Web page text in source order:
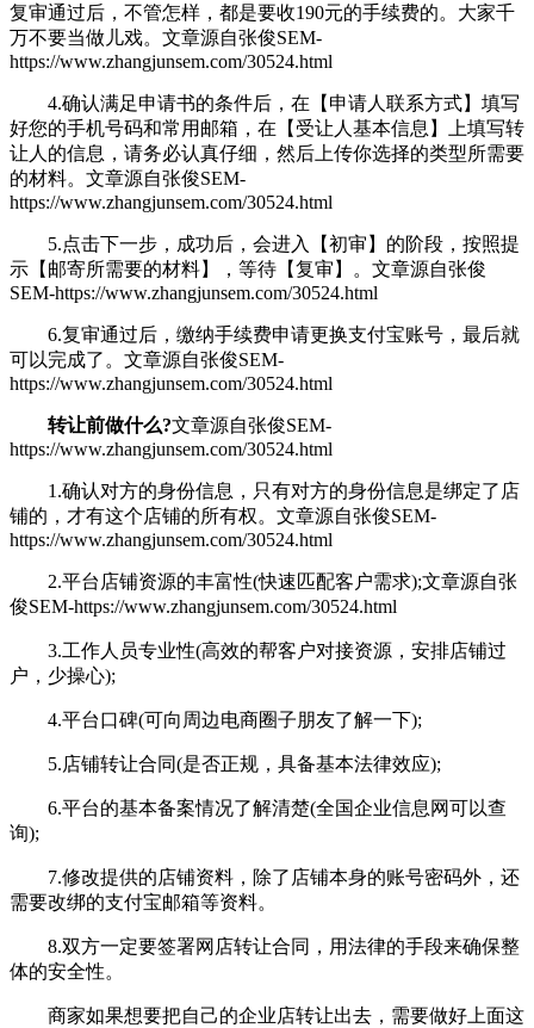
复审通过后，不管怎样，都是要收190元的手续费的。大家千
万不要当做儿戏。 文章源自张俊SEM-
https://www.zhangjunsem.com/30524.html
4.确认满足申请书的条件后，在【申请人联系方式】填写
好您的手机号码和常用邮箱，在【受让人基本信息】上填写转
让人的信息，请务必认真仔细，然后上传你选择的类型所需要
的材料。 文章源自张俊SEM-
https://www.zhangjunsem.com/30524.html
5.点击下一步，成功后，会进入【初审】的阶段，按照提
示【邮寄所需要的材料】，等待【复审】。 文章源自张俊
SEM-https://www.zhangjunsem.com/30524.html
6.复审通过后，缴纳手续费申请更换支付宝账号，最后就
可以完成了。 文章源自张俊SEM-
https://www.zhangjunsem.com/30524.html
转让前做什么?文章源自张俊SEM-
https://www.zhangjunsem.com/30524.html
1.确认对方的身份信息，只有对方的身份信息是绑定了店
铺的，才有这个店铺的所有权。 文章源自张俊SEM-
https://www.zhangjunsem.com/30524.html
2.平台店铺资源的丰富性(快速匹配客户需求);文章源自张
俊SEM-https://www.zhangjunsem.com/30524.html
3.工作人员专业性(高效的帮客户对接资源，安排店铺过
户，少操心);
4.平台口碑(可向周边电商圈子朋友了解一下);
5.店铺转让合同(是否正规，具备基本法律效应);
6.平台的基本备案情况了解清楚(全国企业信息网可以查
询);
7.修改提供的店铺资料，除了店铺本身的账号密码外，还
需要改绑的支付宝邮箱等资料。
8.双方一定要签署网店转让合同，用法律的手段来确保整
体的安全性。
商家如果想要把自己的企业店转让出去，需要做好上面这